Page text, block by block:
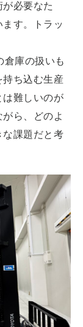
必要なた
す。トラッ
庫の扱いも
ち込む生産
は難しいのが
ら、どのよ
な課題だと考